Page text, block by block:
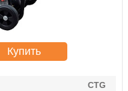
Купить
CTG